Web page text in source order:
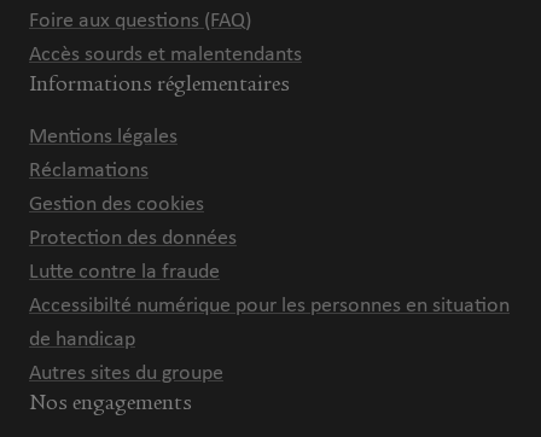
Foire aux questions (FAQ)
Accès sourds et malentendants
Informations réglementaires
Mentions légales
Réclamations
Gestion des cookies
Protection des données
Lutte contre la fraude
Accessibilté numérique pour les personnes en situation
de handicap
Autres sites du groupe
Nos engagements